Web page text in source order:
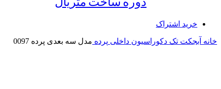
خرید اشتراک
خانه آبجکت تک دکوراسیون داخلی پرده مدل سه بعدی پرده 0097